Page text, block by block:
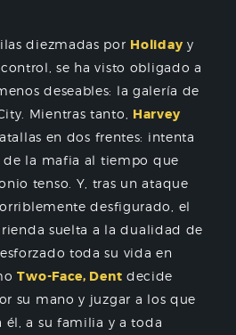
diezmadas por Holiday y
se ha visto obligado a
deseables: la galería de
Mientras tanto, Harvey
en dos frentes: intenta
de la mafia al tiempo que
tenso. Y, tras un ataque
desfigurado, el
suelta a la dualidad de
toda su vida en
Two-Face, Dent decide
su mano y juzgar a los que
él, a su familia y a toda